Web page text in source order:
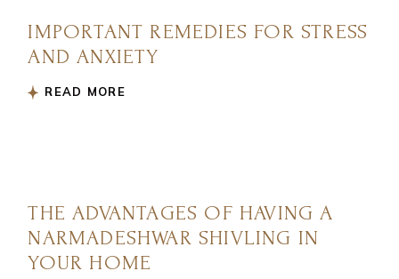
IMPORTANT REMEDIES FOR STRESS
AND ANXIETY
READ MORE
THE ADVANTAGES OF HAVING A
NARMADESHWAR SHIVLING IN
YOUR HOME